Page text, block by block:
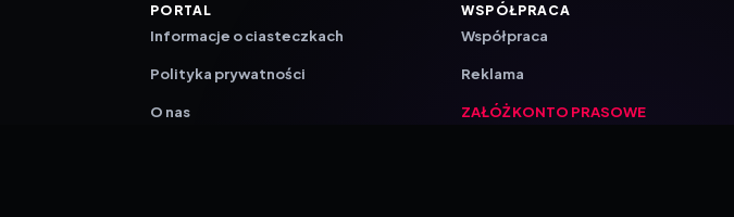
PORTAL
Informacje o ciasteczkach
Polityka prywatności
O nas
WSPÓŁPRACA
Współpraca
Reklama
ZAŁÓŻ KONTO PRASOWE